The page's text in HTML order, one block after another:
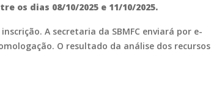
os dias 08/10/2025 e 11/10/2025.
A secretaria da SBMFC enviará por e-
O resultado da análise dos recursos